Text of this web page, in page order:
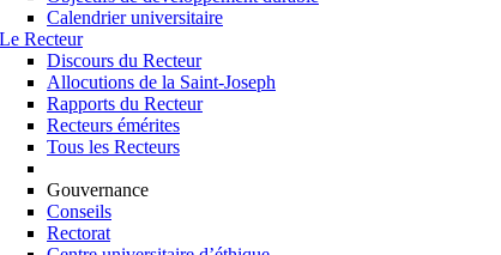
Calendrier universitaire
Le Recteur
Discours du Recteur
Allocutions de la Saint-Joseph
Rapports du Recteur
Recteurs émérites
Tous les Recteurs
Gouvernance
Conseils
Rectorat